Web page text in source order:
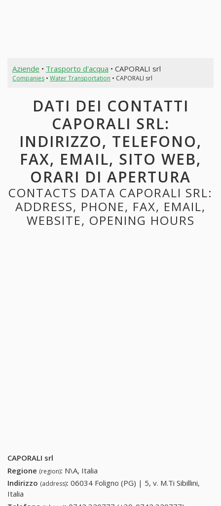
Aziende • Trasporto d'acqua • CAPORALI srl
Companies• Water Transportation • CAPORALI srl
DATI DEI CONTATTI
CAPORALI SRL:
INDIRIZZO, TELEFONO,
FAX, EMAIL, SITO WEB,
ORARI DI APERTURA
CONTACTS DATA CAPORALI SRL:
ADDRESS, PHONE, FAX, EMAIL,
WEBSITE, OPENING HOURS
CAPORALI srl
Regione (region): N\A, Italia
Indirizzo (address): 06034 Foligno (PG) | 5, v. M.Ti Sibillini,
Italia